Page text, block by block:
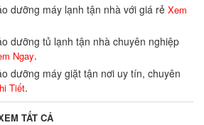
dưỡng máy lạnh tận nhà với giá rẻ Xem
dưỡng tủ lạnh tận nhà chuyên nghiệp
Ngay.
dưỡng máy giặt tận nơi uy tín, chuyên
Tiết.
TẤT CẢ